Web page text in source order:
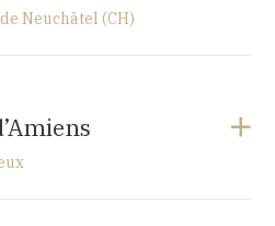
Neuchâtel (CH)
1 CH-2000 Neuchâtel